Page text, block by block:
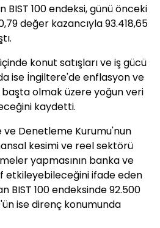
BIST 100 endeksi, günü önceki
değer kazancıyla 93.418,65
konut satışları ve iş gücü
ise İngiltere'de enflasyon ve
olmak üzere yoğun veri
kaydetti.
ve Denetleme Kurumu'nun
kesimi ve reel sektörü
yapmasının banka ve
etkileyebileceğini ifade eden
BIST 100 endeksinde 92.500
ise direnç konumunda